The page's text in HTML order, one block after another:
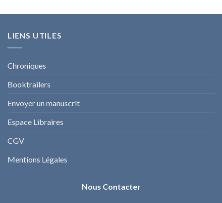
LIENS UTILES
Chroniques
Booktrailers
Envoyer un manuscrit
Espace Libraires
CGV
Mentions Légales
Nous Contacter